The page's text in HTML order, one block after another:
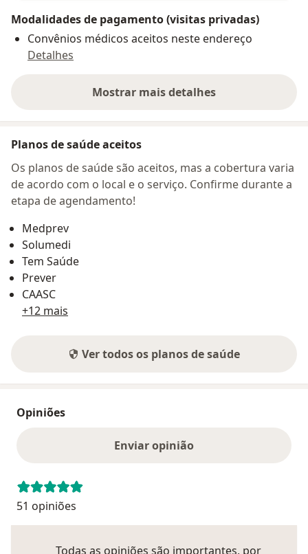
Modalidades de pagamento (visitas privadas)
Convênios médicos aceitos neste endereço
Detalhes
Mostrar mais detalhes
sobre o endereço
Planos de saúde aceitos
Os planos de saúde são aceitos, mas a cobertura varia
de acordo com o local e o serviço. Confirme durante a
etapa de agendamento!
Medprev
Solumedi
Tem Saúde
Prever
CAASC
+12 mais
Ver todos os planos de saúde
Opiniões
Enviar opinião
51 opiniões
Todas as opiniões são importantes, por